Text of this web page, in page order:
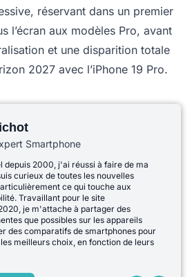
réservant dans un premier
l’écran aux modèles Pro, avant
et une disparition totale
2027 avec l’iPhone 19 Pro.
Smartphone
depuis 2000, j'ai réussi à faire de ma
curieux de toutes les nouvelles
ce qui touche aux
Travaillant pour le site
je m'attache à partager des
que possibles sur les appareils
des comparatifs de smartphones pour
meilleurs choix, en fonction de leurs